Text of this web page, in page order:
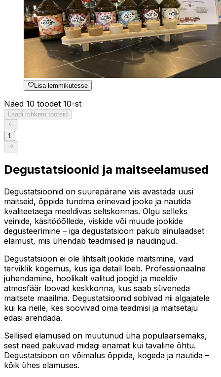
Lisa lemmikutesse
Näed 10 toodet 10-st
Laadi rohkem tooteid
1
Degustatsioonid ja maitseelamused
Degustatsioonid on suurepärane viis avastada uusi
maitseid, õppida tundma erinevaid jooke ja nautida
kvaliteetaega meeldivas seltskonnas. Olgu selleks
veinide, käsitööõllede, viskide või muude jookide
degusteerimine – iga degustatsioon pakub ainulaadset
elamust, mis ühendab teadmised ja naudingud.
Degustatsioon ei ole lihtsalt jookide maitsmine, vaid
terviklik kogemus, kus iga detail loeb. Professionaalne
juhendamine, hoolikalt valitud joogid ja meeldiv
atmosfäär loovad keskkonna, kus saab süveneda
maitsete maailma. Degustatsioonid sobivad nii algajatele
kui ka neile, kes soovivad oma teadmisi ja maitsetaju
edasi arendada.
Sellised elamused on muutunud üha populaarsemaks,
sest need pakuvad midagi enamat kui tavaline õhtu.
Degustatsioon on võimalus õppida, kogeda ja nautida –
kõik ühes elamuses.